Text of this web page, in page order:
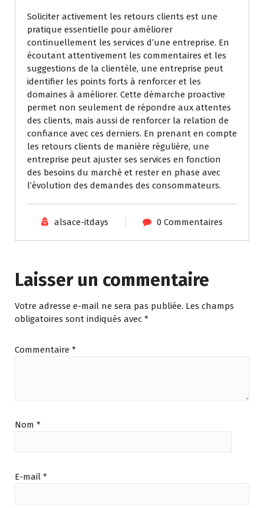
Soliciter activement les retours clients est une
pratique essentielle pour améliorer
continuellement les services d’une entreprise. En
écoutant attentivement les commentaires et les
suggestions de la clientèle, une entreprise peut
identifier les points forts à renforcer et les
domaines à améliorer. Cette démarche proactive
permet non seulement de répondre aux attentes
des clients, mais aussi de renforcer la relation de
confiance avec ces derniers. En prenant en compte
les retours clients de manière régulière, une
entreprise peut ajuster ses services en fonction
des besoins du marché et rester en phase avec
l’évolution des demandes des consommateurs.
alsace-itdays 0 Commentaires
Laisser un commentaire
Votre adresse e-mail ne sera pas publiée. Les champs
obligatoires sont indiqués avec *
Commentaire *
Nom *
E-mail *